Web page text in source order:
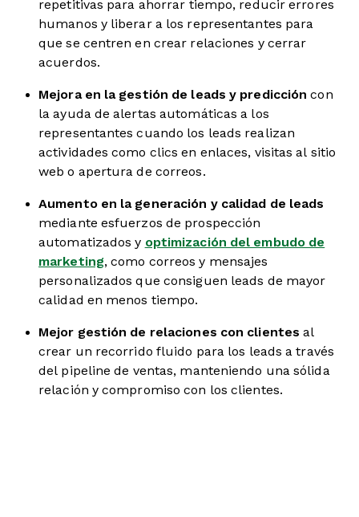
repetitivas para ahorrar tiempo, reducir errores
humanos y liberar a los representantes para
que se centren en crear relaciones y cerrar
acuerdos.
Mejora en la gestión de leads y prediccióncon
la ayuda de alertas automáticas a los
representantes cuando los leads realizan
actividades como clics en enlaces, visitas al sitio
web o apertura de correos.
Aumento en la generación y calidad de leads
mediante esfuerzos de prospección
automatizados y optimización del embudo de
marketing, como correos y mensajes
personalizados que consiguen leads de mayor
calidad en menos tiempo.
Mejor gestión de relaciones con clientes al
crear un recorrido fluido para los leads a través
del pipeline de ventas, manteniendo una sólida
relación y compromiso con los clientes.